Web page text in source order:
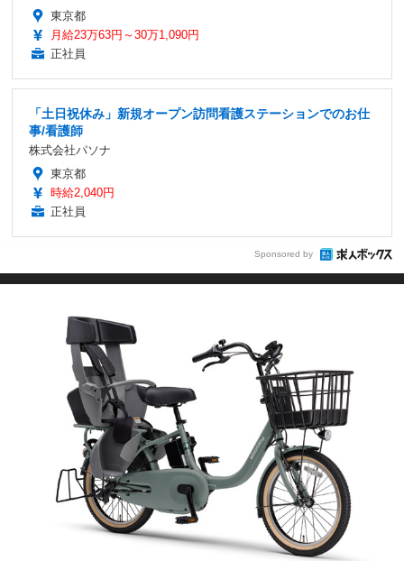
東京都
月給23万63円～30万1,090円
正社員
「土日祝休み」新規オープン訪問看護ステーションでのお仕
事/看護師
株式会社パソナ
東京都
時給2,040円
正社員
Sponsored by